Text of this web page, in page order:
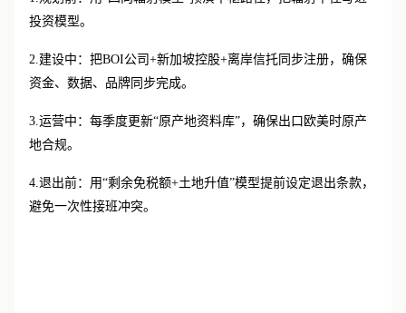
投资模型。
2.建设中：把BOI公司+新加坡控股+离岸信托同步注册，确保
资金、数据、品牌同步完成。
3.运营中：每季度更新“原产地资料库”，确保出口欧美时原产
地合规。
4.退出前：用“剩余免税额+土地升值”模型提前设定退出条款，
避免一次性接班冲突。